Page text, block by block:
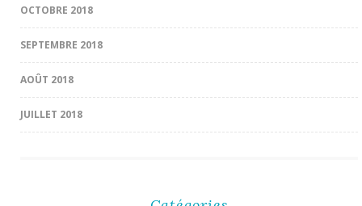
OCTOBRE 2018
SEPTEMBRE 2018
AOÛT 2018
JUILLET 2018